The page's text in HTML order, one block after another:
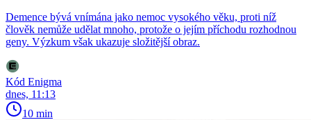
Demence bývá vnímána jako nemoc vysokého věku, proti níž
člověk nemůže udělat mnoho, protože o jejím příchodu rozhodnou
geny. Výzkum však ukazuje složitější obraz.
Kód Enigma
dnes, 11:13
10 min